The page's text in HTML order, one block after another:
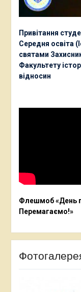
Привітання
Середня освіта
святами
Факультету
відносин
Флешмоб «День
Перемагаємо!»